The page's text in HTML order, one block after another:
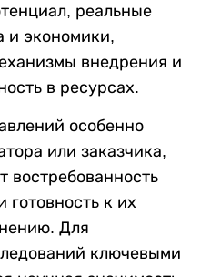
реальные
и экономики,
внедрения и
в ресурсах.
особенно
или заказчика,
востребованность
готовность к их
Для
ключевыми